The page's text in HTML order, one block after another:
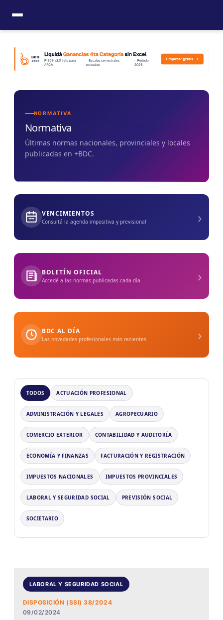
contenido
NORMATIVA
Normativa
Últimas normas nacionales, provinciales y locales
publicadas en +BDC.
VENCIMIENTOS
Consultá la agenda impositiva y previsional ›
BOLETÍN OFICIAL
Accedé a las normas publicadas cada día ›
BDC AL DÍA
Las novedades profesionales más recientes ›
TODOS ACTUACIÓN PROFESIONAL
ADMINISTRACIÓN Y LEGALES AGROPECUARIO
COMERCIO EXTERIOR CONTABILIDAD Y AUDITORÍA
ECONOMÍA Y FINANZAS FACTURACIÓN Y REGISTRACIÓN
IMPUESTOS NACIONALES IMPUESTOS PROVINCIALES
LABORAL Y SEGURIDAD SOCIAL PREVISIÓN SOCIAL
SOCIETARIO
LABORAL Y SEGURIDAD SOCIAL
DISPOSICIÓN (SSI) 38/2024
09/02/2024